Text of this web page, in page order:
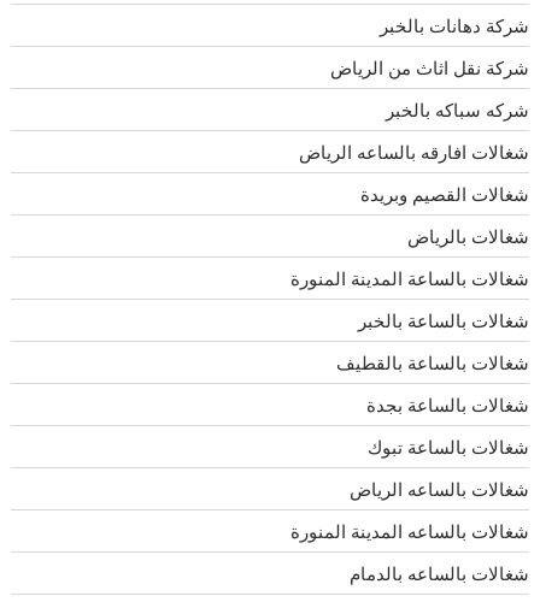
شركة دهانات بالخبر
شركة نقل اثاث من الرياض
شركه سباكه بالخبر
شغالات افارقه بالساعه الرياض
شغالات القصيم وبريدة
شغالات بالرياض
شغالات بالساعة المدينة المنورة
شغالات بالساعة بالخبر
شغالات بالساعة بالقطيف
شغالات بالساعة بجدة
شغالات بالساعة تبوك
شغالات بالساعه الرياض
شغالات بالساعه المدينة المنورة
شغالات بالساعه بالدمام